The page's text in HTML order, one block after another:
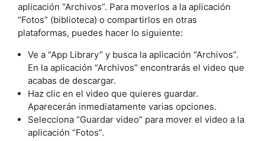
aplicación “Archivos”. Para moverlos a la aplicación
“Fotos” (biblioteca) o compartirlos en otras
plataformas, puedes hacer lo siguiente:
Ve a “App Library” y busca la aplicación “Archivos”.
En la aplicación “Archivos” encontrarás el video que
acabas de descargar.
Haz clic en el video que quieres guardar.
Aparecerán inmediatamente varias opciones.
Selecciona “Guardar video” para mover el video a la
aplicación “Fotos”.